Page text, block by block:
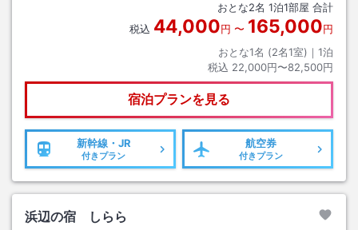
おとな2名 1泊1部屋 合計
税込 44,000円 〜 165,000円
おとな1名 (2名1室)｜ 1泊
税込 22,000円〜82,500円
宿泊プランを見る
新幹線・JR
付きプラン
航空券
付きプラン
浜辺の宿 しらら